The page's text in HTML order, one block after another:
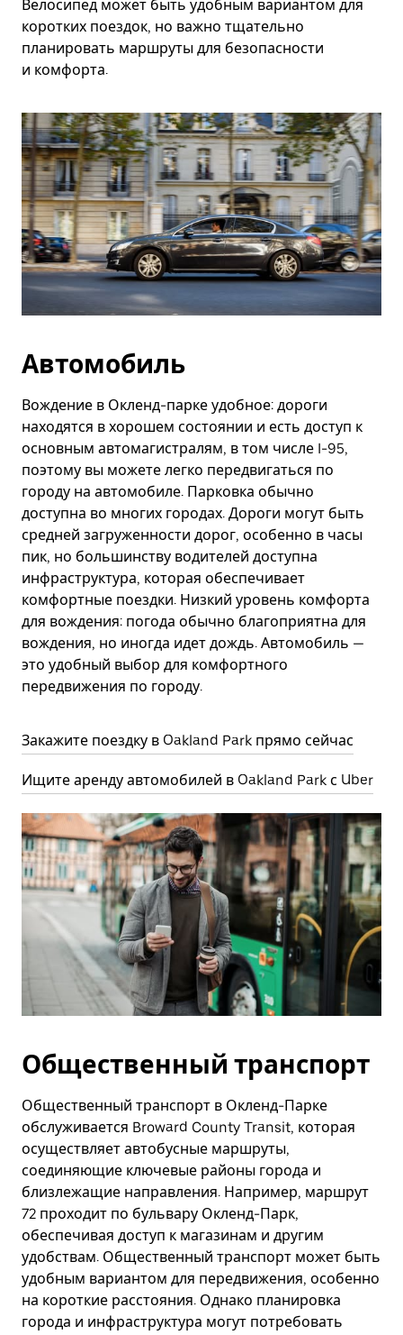
Велосипед может быть удобным вариантом для
коротких поездок, но важно тщательно
планировать маршруты для безопасности
и комфорта.
Автомобиль
Вождение в Окленд-парке удобное: дороги
находятся в хорошем состоянии и есть доступ к
основным автомагистралям, в том числе I-95,
поэтому вы можете легко передвигаться по
городу на автомобиле. Парковка обычно
доступна во многих городах. Дороги могут быть
средней загруженности дорог, особенно в часы
пик, но большинству водителей доступна
инфраструктура, которая обеспечивает
комфортные поездки. Низкий уровень комфорта
для вождения: погода обычно благоприятна для
вождения, но иногда идет дождь. Автомобиль —
это удобный выбор для комфортного
передвижения по городу.
Закажите поездку в Oakland Park прямо сейчас
Ищите аренду автомобилей в Oakland Park с Uber
Общественный транспорт
Общественный транспорт в Окленд-Парке
обслуживается Broward County Transit, которая
осуществляет автобусные маршруты,
соединяющие ключевые районы города и
близлежащие направления. Например, маршрут
72 проходит по бульвару Окленд-Парк,
обеспечивая доступ к магазинам и другим
удобствам. Общественный транспорт может быть
удобным вариантом для передвижения, особенно
на короткие расстояния. Однако планировка
города и инфраструктура могут потребовать